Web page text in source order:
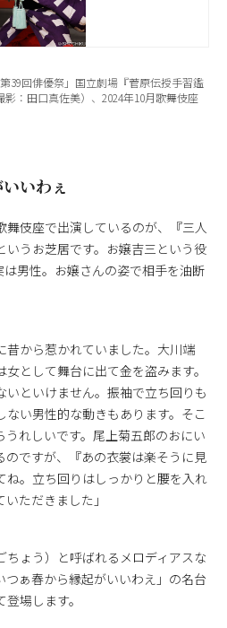
39回俳優祭」国立劇場『菅原伝授手習鑑
：田口真佐美）、2024年10月歌舞伎座
いわぇ
舞伎座で出演しているのが、『三人
いうお芝居です。お嬢吉三という役
は男性。お嬢さんの姿で相手を油断
昔から惹かれていました。大川端
女として舞台に出て金を盗みます。
いといけません。振袖で立ち回りも
ない男性的な動きもあります。そこ
れしいです。尾上菊五郎のおにい
のですが、『あの衣裳は楽そうに見
ね。立ち回りはしっかりと腰を入れ
ただきました」
ちょう）と呼ばれるメロディアスな
つぁ春から縁起がいいわえ」の名台
場します。